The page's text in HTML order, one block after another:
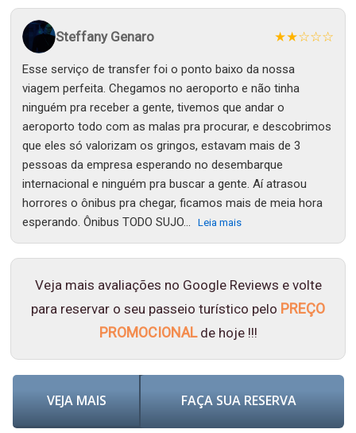
Steffany Genaro ★★☆☆☆
Esse serviço de transfer foi o ponto baixo da nossa
viagem perfeita. Chegamos no aeroporto e não tinha
ninguém pra receber a gente, tivemos que andar o
aeroporto todo com as malas pra procurar, e descobrimos
que eles só valorizam os gringos, estavam mais de 3
pessoas da empresa esperando no desembarque
internacional e ninguém pra buscar a gente. Aí atrasou
horrores o ônibus pra chegar, ficamos mais de meia hora
esperando. Ônibus TODO SUJO...
Leia mais
Veja mais avaliações no Google Reviews e volte
para reservar o seu passeio turístico pelo PREÇO
PROMOCIONALde hoje !!!
VEJA MAIS FAÇA SUA RESERVA